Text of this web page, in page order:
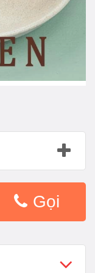
Gọi